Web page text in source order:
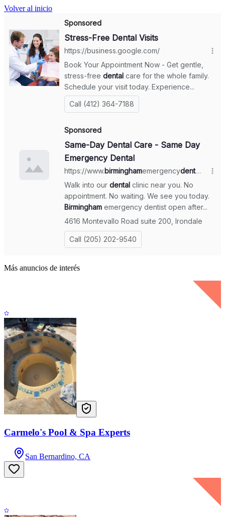
Volver al inicio
Más anuncios de interés
Carmelo's Pool & Spa Experts
San Bernardino, CA